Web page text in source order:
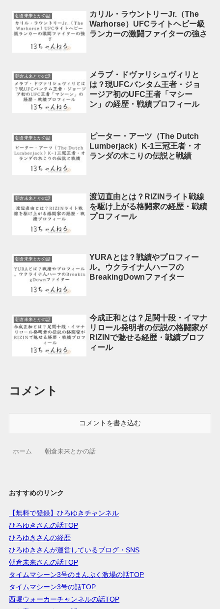
朝倉未来とかの話
カリル・ラウントリーJr.（The
Warhorse）UFCライトヘビー級
ランカーの激闘ファイターの強さ
朝倉未来とかの話
メラブ・ドヴァリシュヴィリと
は？現UFCバンタム王者・ジョ
ージア初のUFC王者「マシー
ン」の経歴・戦績プロフィール
朝倉未来とかの話
ピーター・アーツ（The Dutch
Lumberjack）K-1三冠王者・オ
ランダの木こりの伝説と戦績
朝倉未来とかの話
渡辺直由とは？RIZINライト戦線
を駆け上がる格闘家の経歴・戦績
プロフィール
朝倉未来とかの話
YURAとは？戦績やプロフィー
ル。ウクライナ人ハーフの
BreakingDownファイター
朝倉未来とかの話
今成正和とは？足関十段・イマナ
リロール発明者の伝説の格闘家が
RIZINで魅せる経歴・戦績プロフ
ィール
コメント
コメントを書き込む
ホーム 朝倉未来とかの話
おすすめのリンク
【無料で登録】ひろゆきチャンネル
ひろゆきさんの話TOP
ひろゆきさんの経歴
ひろゆきさんが運営しているブログ・SNS
朝倉未来さんの話TOP
タイムマシーン3号のまんぷく激場の話TOP
タイムマシーン3号の話TOP
西堀ウォーカーチャンネルの話TOP